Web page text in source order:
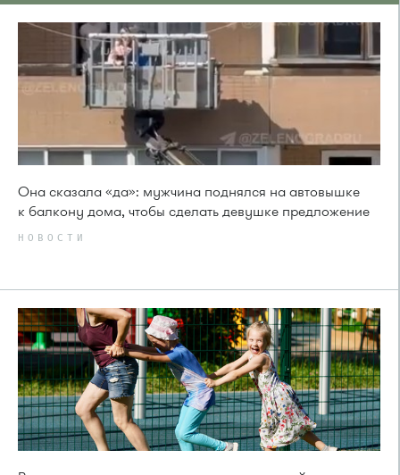
Она сказала «да»: мужчина поднялся на автовышке
к балкону дома, чтобы сделать девушке предложение
НОВОСТИ